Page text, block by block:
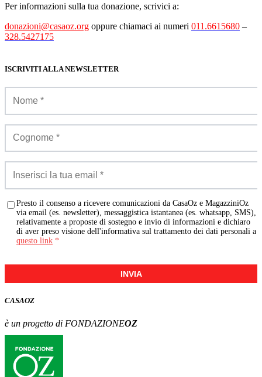
Per informazioni sulla tua donazione, scrivici a:
donazioni@casaoz.org oppure chiamaci ai numeri 011.6615680 –
328.5427175
ISCRIVITI ALLA NEWSLETTER
Presto il consenso a ricevere comunicazioni da CasaOz e MagazziniOz
via email (es. newsletter), messaggistica istantanea (es. whatsapp, SMS),
relativamente a proposte di sostegno e invio di informazioni e dichiaro
di aver preso visione dell'informativa sul trattamento dei dati personali a
questo link *
INVIA
CASAOZ
è un progetto di FONDAZIONEOZ